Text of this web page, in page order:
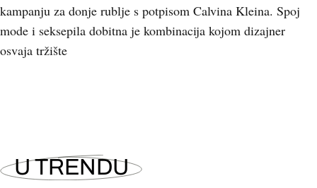
kampanju za donje rublje s potpisom Calvina Kleina. Spoj
mode i seksepila dobitna je kombinacija kojom dizajner
osvaja tržište
U TRENDU